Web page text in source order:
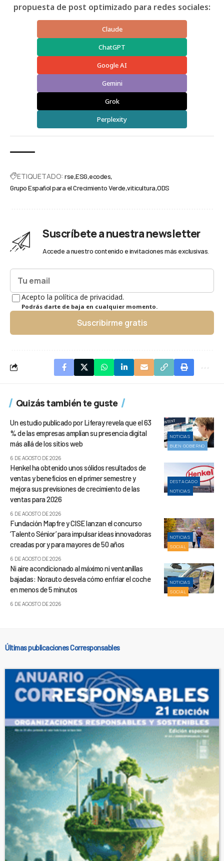
propuesta de post optimizado para redes sociales:
Claude
ChatGPT
Google AI
Gemini
Grok
Perplexity
ETIQUETADO: rse ESG ecodes
Grupo Español para el Crecimiento Verde viticultura ODS
Suscríbete a nuestra newsletter
Accede a nuestro contenido e invitaciones más exclusivas.
Acepto la política de privacidad.
Podrás darte de baja en cualquier momento.
Suscribirme gratis
Quizás también te guste
NOTICIAS
BUEN GOBIERNO
Un estudio publicado por Liferay revela que el 63
% de las empresas amplían su presencia digital
más allá de los sitios web
6 DE AGOSTO DE 2026
DESTACADO
NOTICIAS
Henkel ha obtenido unos sólidos resultados de
ventas y beneficios en el primer semestre y
mejora sus previsiones de crecimiento de las
ventas para 2026
6 DE AGOSTO DE 2026
NOTICIAS
SOCIAL
Fundación Mapfre y CISE lanzan el concurso
‘Talento Sénior’ para impulsar ideas innovadoras
creadas por y para mayores de 50 años
6 DE AGOSTO DE 2026
NOTICIAS
SOCIAL
Ni aire acondicionado al máximo ni ventanillas
bajadas: Norauto desvela cómo enfriar el coche
en menos de 5 minutos
6 DE AGOSTO DE 2026
Últimas publicaciones Corresponsables